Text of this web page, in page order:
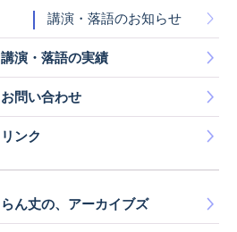
講演・落語のお知らせ
講演・落語の実績
お問い合わせ
リンク
らん丈の、アーカイブズ